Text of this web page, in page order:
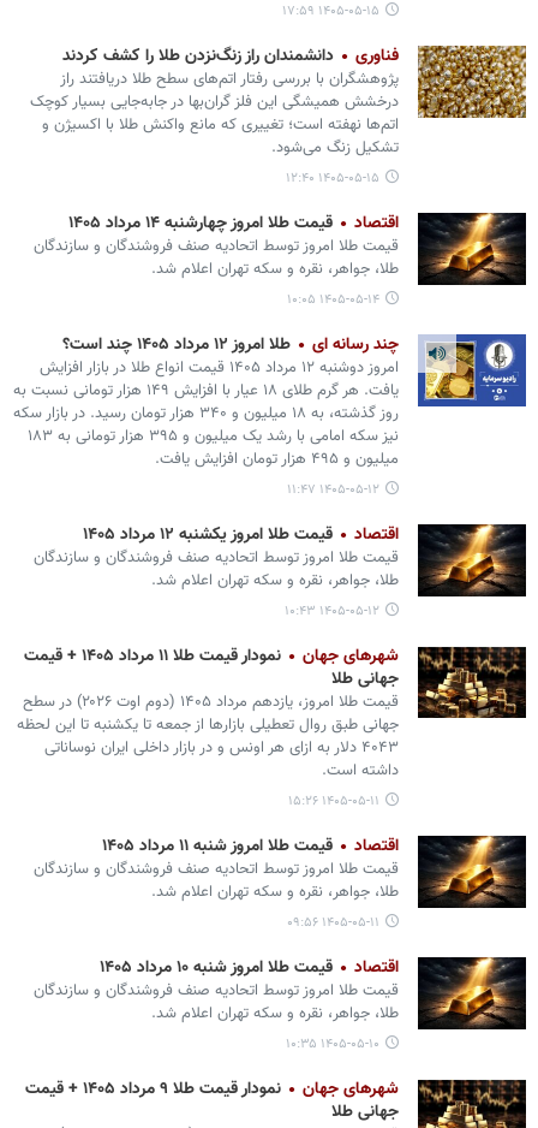
۱۴۰۵-۰۵-۱۵ ۱۷:۵۹
فناوری دانشمندان راز زنگ‌نزدن طلا را کشف کردند
پژوهشگران با بررسی رفتار اتم‌های سطح طلا دریافتند راز
درخشش همیشگی این فلز گران‌بها در جابه‌جایی بسیار کوچک
اتم‌ها نهفته است؛ تغییری که مانع واکنش طلا با اکسیژن و
تشکیل زنگ می‌شود.
۱۴۰۵-۰۵-۱۵ ۱۲:۴۰
اقتصاد قیمت طلا امروز چهارشنبه ۱۴ مرداد ۱۴۰۵
قیمت طلا امروز توسط اتحادیه صنف فروشندگان و سازندگان
طلا، جواهر، نقره و سکه تهران اعلام شد.
۱۴۰۵-۰۵-۱۴ ۱۰:۰۵
چند رسانه ای طلا امروز ۱۲ مرداد ۱۴۰۵ چند است؟
امروز دوشنبه ۱۲ مرداد ۱۴۰۵ قیمت انواع طلا در بازار افزایش
یافت. هر گرم طلای ۱۸ عیار با افزایش ۱۴۹ هزار تومانی نسبت به
روز گذشته، به ۱۸ میلیون و ۳۴۰ هزار تومان رسید. در بازار سکه
نیز سکه امامی با رشد یک میلیون و ۳۹۵ هزار تومانی به ۱۸۳
میلیون و ۴۹۵ هزار تومان افزایش یافت.
۱۴۰۵-۰۵-۱۲ ۱۱:۴۷
اقتصاد قیمت طلا امروز یکشنبه ۱۲ مرداد ۱۴۰۵
قیمت طلا امروز توسط اتحادیه صنف فروشندگان و سازندگان
طلا، جواهر، نقره و سکه تهران اعلام شد.
۱۴۰۵-۰۵-۱۲ ۱۰:۴۳
شهرهای جهان
نمودار قیمت طلا ۱۱ مرداد ۱۴۰۵ + قیمت
جهانی طلا
قیمت طلا امروز، یازدهم مرداد ۱۴۰۵ (‌دوم اوت ۲۰۲۶) در سطح
جهانی طبق روال تعطیلی بازارها از جمعه تا یکشنبه تا این لحظه
۴۰۴۳ دلار به ازای هر اونس و در بازار داخلی ایران نوساناتی
داشته است.
۱۴۰۵-۰۵-۱۱ ۱۵:۲۶
اقتصاد قیمت طلا امروز شنبه ۱۱ مرداد ۱۴۰۵
قیمت طلا امروز توسط اتحادیه صنف فروشندگان و سازندگان
طلا، جواهر، نقره و سکه تهران اعلام شد.
۱۴۰۵-۰۵-۱۱ ۰۹:۵۶
اقتصاد قیمت طلا امروز شنبه ۱۰ مرداد ۱۴۰۵
قیمت طلا امروز توسط اتحادیه صنف فروشندگان و سازندگان
طلا، جواهر، نقره و سکه تهران اعلام شد.
۱۴۰۵-۰۵-۱۰ ۱۰:۳۵
شهرهای جهان
نمودار قیمت طلا ۹ مرداد ۱۴۰۵ + قیمت
جهانی طلا